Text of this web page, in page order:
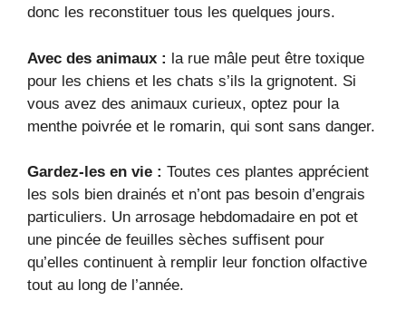
donc les reconstituer tous les quelques jours.
Avec des animaux : la rue mâle peut être toxique
pour les chiens et les chats s’ils la grignotent. Si
vous avez des animaux curieux, optez pour la
menthe poivrée et le romarin, qui sont sans danger.
Gardez-les en vie : Toutes ces plantes apprécient
les sols bien drainés et n’ont pas besoin d’engrais
particuliers. Un arrosage hebdomadaire en pot et
une pincée de feuilles sèches suffisent pour
qu’elles continuent à remplir leur fonction olfactive
tout au long de l’année.